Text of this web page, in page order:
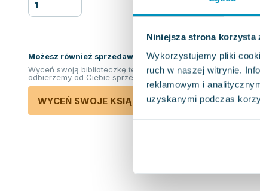
Niniejsza strona korzysta
Wykorzystujemy pliki
ruch w naszej witrynie.
reklamowym i
uzyskanymi podczas
Możesz również sprzedawać ksiązki!
Wyceń swoją biblioteczkę teraz. Odkupimy i
odbierzemy od Ciebie sprzedane książki.
WYCEŃ SWOJE KSIĄŻKI